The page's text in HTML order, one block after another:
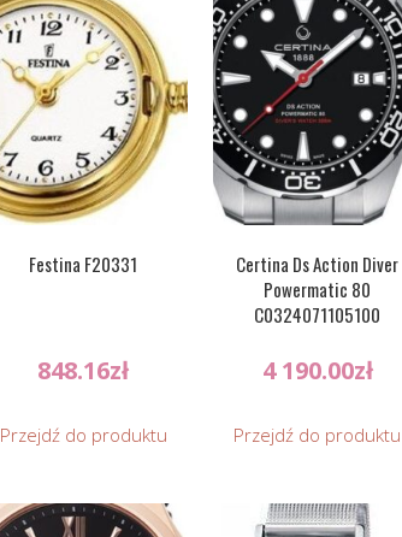
Festina F20331
848.16zł
Przejdź do produktu
Certina Ds Action Diver
Powermatic 80
C0324071105100
4 190.00zł
Przejdź do produktu